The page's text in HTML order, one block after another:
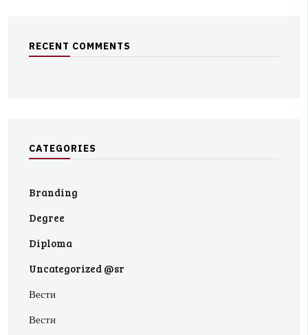
RECENT COMMENTS
CATEGORIES
Branding
Degree
Diploma
Uncategorized @sr
Вести
Вести